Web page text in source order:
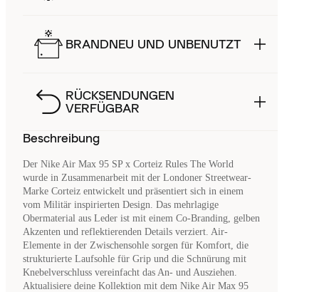
BRANDNEU UND UNBENUTZT
RÜCKSENDUNGEN
VERFÜGBAR
Beschreibung
Der Nike Air Max 95 SP x Corteiz Rules The World
wurde in Zusammenarbeit mit der Londoner Streetwear-
Marke Corteiz entwickelt und präsentiert sich in einem
vom Militär inspirierten Design. Das mehrlagige
Obermaterial aus Leder ist mit einem Co-Branding, gelben
Akzenten und reflektierenden Details verziert. Air-
Elemente in der Zwischensohle sorgen für Komfort, die
strukturierte Laufsohle für Grip und die Schnürung mit
Knebelverschluss vereinfacht das An- und Ausziehen.
Aktualisiere deine Kollektion mit dem Nike Air Max 95